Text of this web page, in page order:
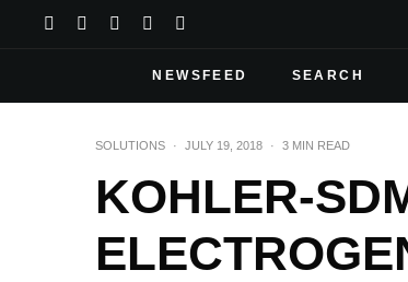
NEWSFEED SEARCH
SOLUTIONS · JULY 19, 2018 · 3 MIN READ
KOHLER-